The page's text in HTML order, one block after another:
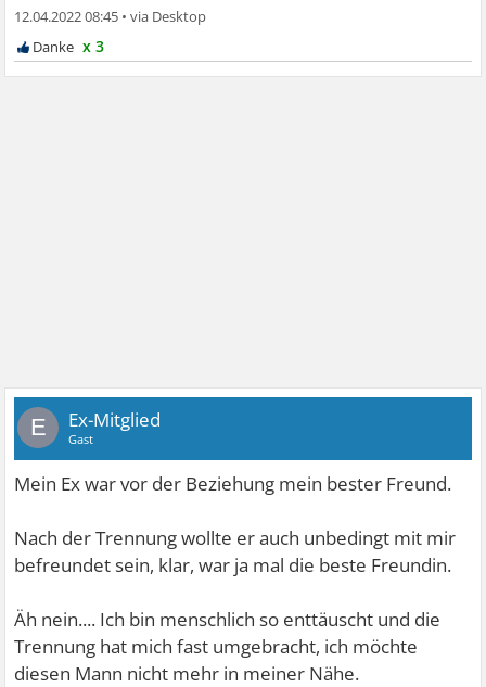
12.04.2022 08:45 •
x 3
E Ex-Mitglied
Gast
Mein Ex war vor der Beziehung mein bester Freund.
Nach der Trennung wollte er auch unbedingt mit mir
befreundet sein, klar, war ja mal die beste Freundin.
Äh nein.... Ich bin menschlich so enttäuscht und die
Trennung hat mich fast umgebracht, ich möchte
diesen Mann nicht mehr in meiner Nähe.